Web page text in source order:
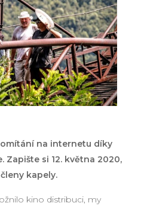
na internetu díky
Zapište si 12. května 2020,
kapely.
kino distribuci, my